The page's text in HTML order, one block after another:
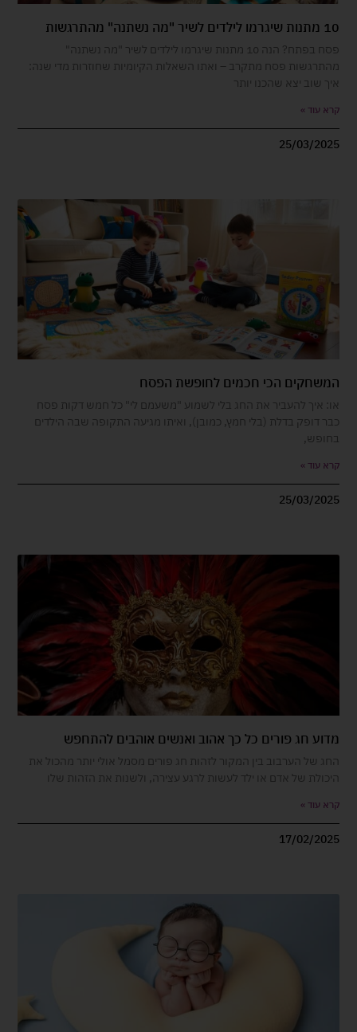
10 מתנות שיגרמו לילדים לשיר "מה נשתנה" מהתרגשות
פסח בפתח? הנה 10 מתנות שיגרמו לילדים לשיר "מה נשתנה"
מהתרגשות פסח מתקרב – ואתו השאלות הקיומיות שחוזרות מדי שנה:
איך שוב יצא שהכנו יותר
קרא עוד »
25/03/2025
המשחקים הכי חכמים לחופשת הפסח
או: איך להעביר את החג בלי לשמוע "משעמם לי" כל חמש דקות פסח
כבר דופק בדלת (בלי חמץ, כמובן), ואיתו מגיעה התקופה שבה הילדים
בחופש,
קרא עוד »
25/03/2025
מדוע חג פורים כל כך אהוב ואנשים אוהבים להתחפש
החג של הערבוב בין המקור לזהות חג פורים מסמל אולי יותר מהכול את
היכולת של אדם או ילד לעשות לרגע עצירה, ולשנות את הזהות שלו
קרא עוד »
17/02/2025